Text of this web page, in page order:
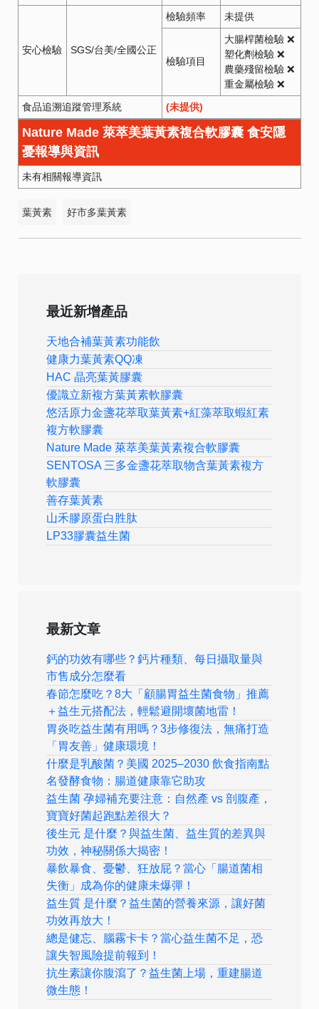
安心檢驗 SGS/台美/全國公正
檢驗頻率 未提供
檢驗項目
大腸桿菌檢驗 ❌
塑化劑檢驗 ❌
農藥殘留檢驗 ❌
重金屬檢驗 ❌
食品追溯追蹤管理系統
(未提供)
Nature Made 萊萃美葉黃素複合軟膠囊 食安隱
憂報導與資訊
未有相關報導資訊
葉黃素 好市多葉黃素
最近新增產品
天地合補葉黃素功能飲
健康力葉黃素QQ凍
HAC 晶亮葉黃膠囊
優識立新複方葉黃素軟膠囊
悠活原力金盞花萃取葉黃素+紅藻萃取蝦紅素
複方軟膠囊
Nature Made 萊萃美葉黃素複合軟膠囊
SENTOSA 三多金盞花萃取物含葉黃素複方
軟膠囊
善存葉黃素
山禾膠原蛋白胜肽
LP33膠囊益生菌
最新文章
鈣的功效有哪些？鈣片種類、每日攝取量與
市售成分怎麼看
春節怎麼吃？8大「顧腸胃益生菌食物」推薦
＋益生元搭配法，輕鬆避開壞菌地雷！
胃炎吃益生菌有用嗎？3步修復法，無痛打造
「胃友善」健康環境！
什麼是乳酸菌？美國 2025–2030 飲食指南點
名發酵食物：腸道健康靠它助攻
益生菌 孕婦補充要注意：自然產 vs 剖腹產，
寶寶好菌起跑點差很大？
後生元 是什麼？與益生菌、益生質的差異與
功效，神秘關係大揭密！
暴飲暴食、憂鬱、狂放屁？當心「腸道菌相
失衡」成為你的健康未爆彈！
益生質 是什麼？益生菌的營養來源，讓好菌
功效再放大！
總是健忘、腦霧卡卡？當心益生菌不足，恐
讓失智風險提前報到！
抗生素讓你腹瀉了？益生菌上場，重建腸道
微生態！